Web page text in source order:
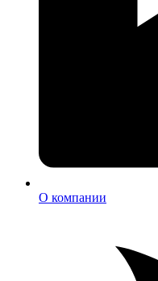
О компании